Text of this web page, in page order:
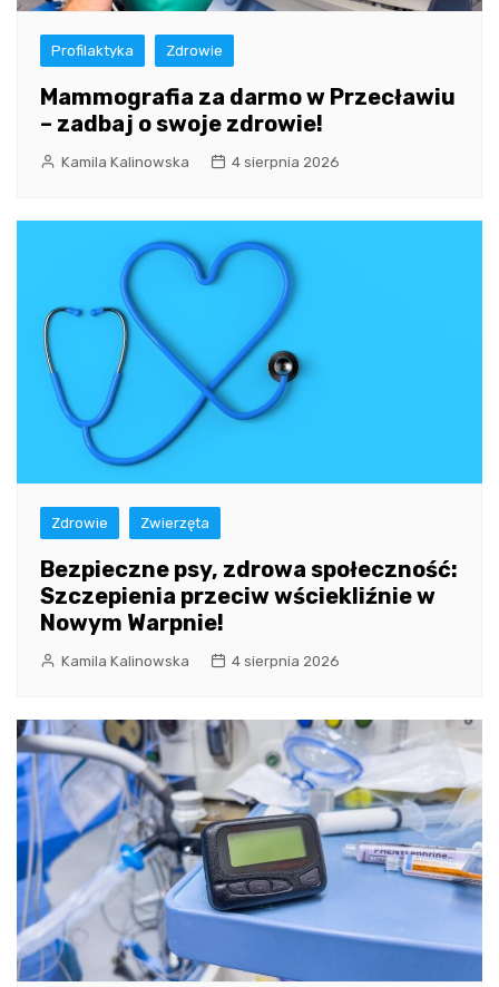
Profilaktyka Zdrowie
Mammografia za darmo w Przecławiu
– zadbaj o swoje zdrowie!
Kamila Kalinowska 4 sierpnia 2026
Zdrowie Zwierzęta
Bezpieczne psy, zdrowa społeczność:
Szczepienia przeciw wściekliźnie w
Nowym Warpnie!
Kamila Kalinowska 4 sierpnia 2026